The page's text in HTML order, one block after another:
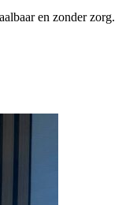
en zonder zorg.